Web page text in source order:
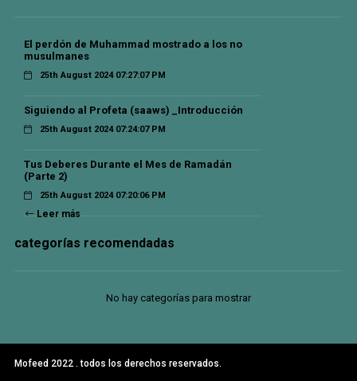
El perdón de Muhammad mostrado a los no
musulmanes
25th August 2024 07:27:07 PM
Siguiendo al Profeta (saaws) _Introducción
25th August 2024 07:24:07 PM
Tus Deberes Durante el Mes de Ramadán
(Parte 2)
25th August 2024 07:20:06 PM
Leer más
categorías recomendadas
No hay categorías para mostrar
Mofeed 2022 . todos los derechos reservados.